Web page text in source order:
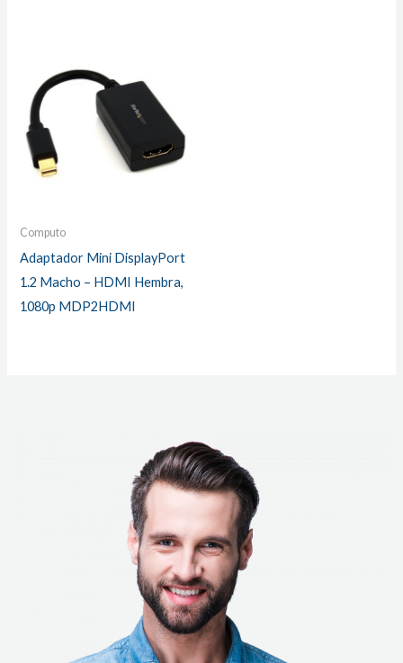
Computo
Adaptador Mini DisplayPort
1.2 Macho – HDMI Hembra,
1080p MDP2HDMI